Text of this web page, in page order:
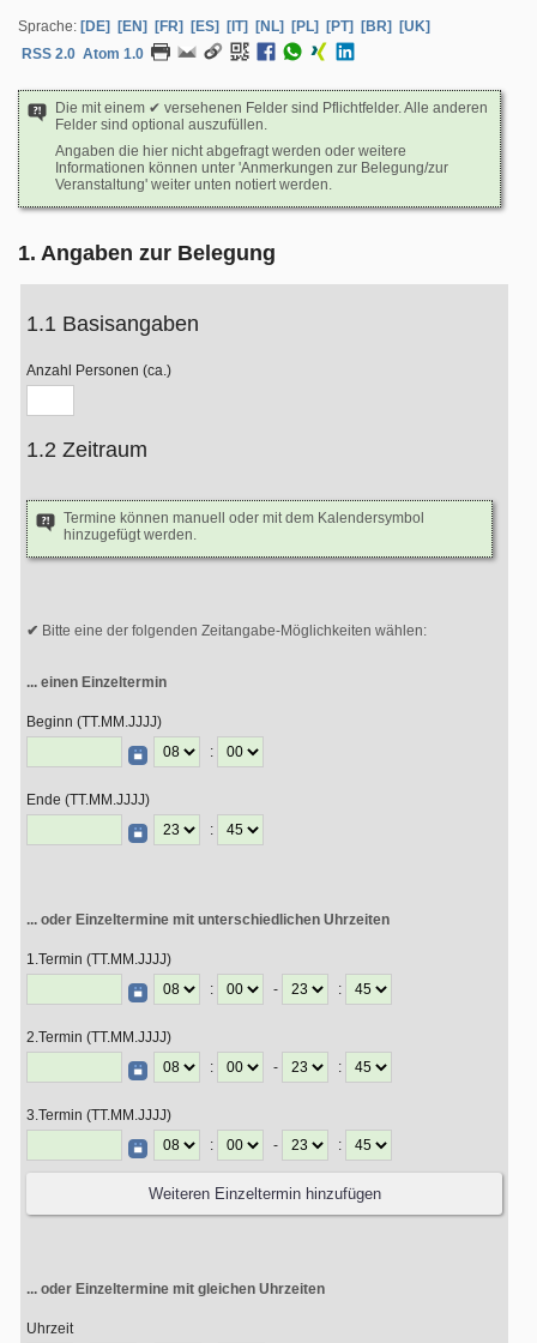
Sprache: [DE] [EN] [FR] [ES] [IT] [NL] [PL] [PT] [BR]
[UK]
RSS 2.0 Atom 1.0
Die mit einem ✔ versehenen Felder sind Pflichtfelder. Alle anderen
Felder sind optional auszufüllen.
Angaben die hier nicht abgefragt werden oder weitere
Informationen können unter 'Anmerkungen zur Belegung/zur
Veranstaltung' weiter unten notiert werden.
1. Angaben zur Belegung
1.1 Basisangaben
Anzahl Personen (ca.)
1.2 Zeitraum
Termine können manuell oder mit dem Kalendersymbol
hinzugefügt werden.
Bitte eine der folgenden Zeitangabe-Möglichkeiten wählen:
... einen Einzeltermin
Beginn (TT.MM.JJJJ)
:
Ende (TT.MM.JJJJ)
:
... oder Einzeltermine mit unterschiedlichen Uhrzeiten
1.Termin (TT.MM.JJJJ)
:
- :
2.Termin (TT.MM.JJJJ)
:
- :
3.Termin (TT.MM.JJJJ)
:
- :
... oder Einzeltermine mit gleichen Uhrzeiten
Uhrzeit